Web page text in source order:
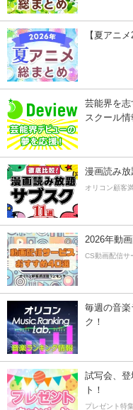
【夏アニ
芸能界を志
スクール
漫画読み放
オリコン顧客
2026年動
CS動画配信サ
毎週の音
ク！
試写会、
ト！
プレゼント特